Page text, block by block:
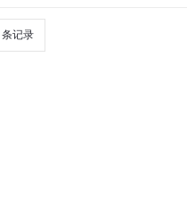
条记录